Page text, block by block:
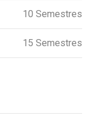
10 Semestres
15 Semestres